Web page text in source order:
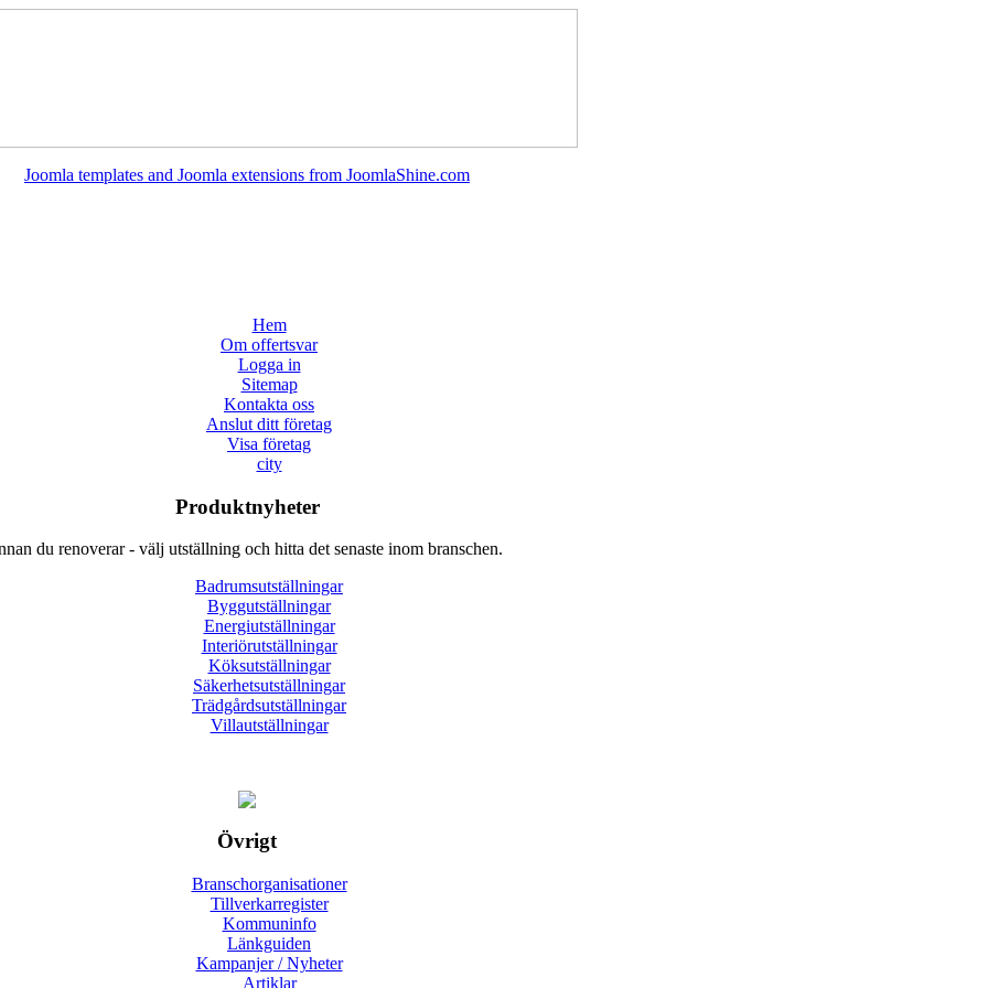
Joomla templates and Joomla extensions from JoomlaShine.com
Hem
Om offertsvar
Logga in
Sitemap
Kontakta oss
Anslut ditt företag
Visa företag
city
Produktnyheter
du renoverar - välj utställning och hitta det senaste inom branschen.
Badrumsutställningar
Byggutställningar
Energiutställningar
Interiörutställningar
Köksutställningar
Säkerhetsutställningar
Trädgårdsutställningar
Villautställningar
Övrigt
Branschorganisationer
Tillverkarregister
Kommuninfo
Länkguiden
Kampanjer / Nyheter
Artiklar